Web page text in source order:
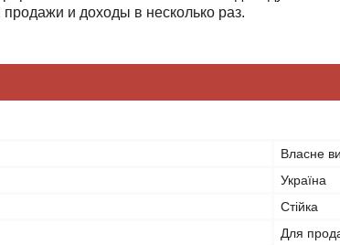
и доходы в несколько раз.
Власне
Україна
Стійка
Для